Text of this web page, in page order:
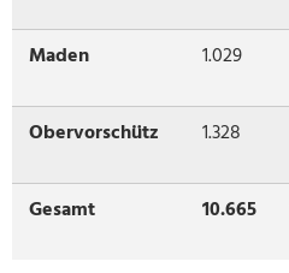
Maden 1.029
Obervorschütz 1.328
Gesamt 10.665